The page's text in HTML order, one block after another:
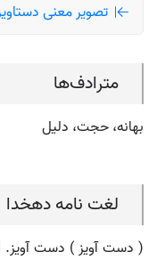
تصویر معنی
مترادف‌ها
بهانه، حجت، دلیل
لغت نامه دهخدا
( دست آویز ) دست آویز.